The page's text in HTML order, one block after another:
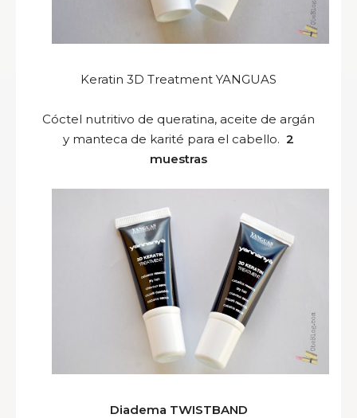
Keratin 3D Treatment YANGUAS
Cóctel nutritivo de queratina, aceite de argán
y manteca de karité para el cabello. 2
muestras
Diadema TWISTBAND